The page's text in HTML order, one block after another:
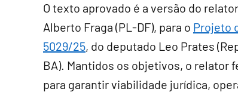
O texto aprovado é a versão do
Alberto Fraga (PL-DF), para o Projeto
5029/25, do deputado Leo Prates
BA). Mantidos os objetivos, o relator
para garantir viabilidade jurídica,